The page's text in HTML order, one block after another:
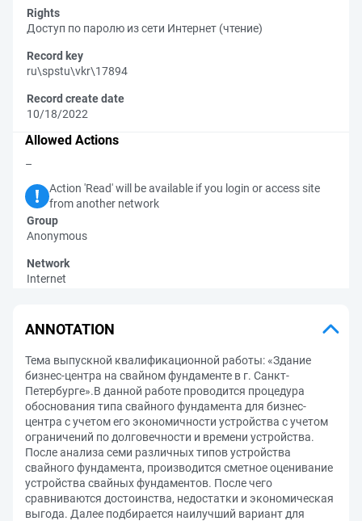
Rights
Доступ по паролю из сети Интернет (чтение)
Record key
ru\spstu\vkr\17894
Record create date
10/18/2022
Allowed Actions
–
Action 'Read' will be available if you login or access site
from another network
Group
Anonymous
Network
Internet
ANNOTATION
Тема выпускной квалификационной работы: «Здание
бизнес-центра на свайном фундаменте в г. Санкт-
Петербурге».В данной работе проводится процедура
обоснования типа свайного фундамента для бизнес-
центра с учетом его экономичности устройства с учетом
ограничений по долговечности и времени устройства.
После анализа семи различных типов устройства
свайного фундамента, производится сметное оценивание
устройства свайных фундаментов. После чего
сравниваются достоинства, недостатки и экономическая
выгода. Далее подбирается наилучший вариант для